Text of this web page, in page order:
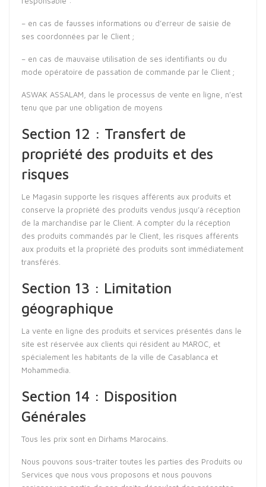
– en cas de fausses informations ou d’erreur de saisie de
ses coordonnées par le Client ;
– en cas de mauvaise utilisation de ses identifiants ou du
mode opératoire de passation de commande par le Client ;
ASWAK ASSALAM, dans le processus de vente en ligne, n’est
tenu que par une obligation de moyens
Section 12 : Transfert de
propriété des produits et des
risques
Le Magasin supporte les risques afférents aux produits et
conserve la propriété des produits vendus jusqu’à réception
de la marchandise par le Client. A compter du la réception
des produits commandés par le Client, les risques afférents
aux produits et la propriété des produits sont immédiatement
transférés.
Section 13 : Limitation
géographique
La vente en ligne des produits et services présentés dans le
site est réservée aux clients qui résident au MAROC, et
spécialement les habitants de la ville de Casablanca et
Mohammedia.
Section 14 : Disposition
Générales
Tous les prix sont en Dirhams Marocains.
Nous pouvons sous-traiter toutes les parties des Produits ou
Services que nous vous proposons et nous pouvons